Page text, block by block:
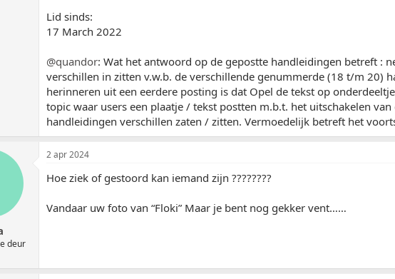
Lid sinds:
17 March 2022
@quandor: Wat het antwoord op de gepostte handleidingen betreft :
verschillen in zitten v.w.b. de verschillende genummerde (18 t/m 20)
herinneren uit een eerdere posting is dat Opel de tekst op
topic waar users een plaatje / tekst postten m.b.t. het uitschakelen
handleidingen verschillen zaten / zitten. Vermoedelijk betreft het
deur
2 apr 2024
Hoe ziek of gestoord kan iemand zijn ????????
Vandaar uw foto van “Floki” Maar je bent nog gekker vent……